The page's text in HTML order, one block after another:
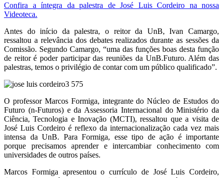
Confira a íntegra da palestra de José Luis Cordeiro na nossa
Videoteca.
Antes do início da palestra, o reitor da UnB, Ivan Camargo,
ressaltou a relevância dos debates realizados durante as sessões da
Comissão. Segundo Camargo, “uma das funções boas desta função
de reitor é poder participar das reuniões da UnB.Futuro. Além das
palestras, temos o privilégio de contar com um público qualificado”.
O professor Marcos Formiga, integrante do Núcleo de Estudos do
Futuro (n-Futuros) e da Assessoria Internacional do Ministério da
Ciência, Tecnologia e Inovação (MCTI), ressaltou que a visita de
José Luis Cordeiro é reflexo da internacionalização cada vez mais
intensa da UnB. Para Formiga, esse tipo de ação é importante
porque precisamos aprender e intercambiar conhecimento com
universidades de outros países.
Marcos Formiga apresentou o currículo de José Luis Cordeiro,